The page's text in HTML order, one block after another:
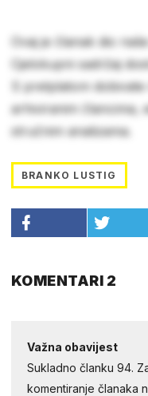
Ovaj je članak dio
Cjelokupni sadržaj
S pretplatom
arhiviranim člancima,
stručnim analizama.
BRANKO LUSTIG
KOMENTARI 2
Važna obavijest
Sukladno članku 94.
komentiranje članaka